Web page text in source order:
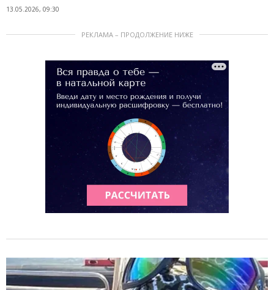
13.05.2026, 09:30
РЕКЛАМА – ПРОДОЛЖЕНИЕ НИЖЕ